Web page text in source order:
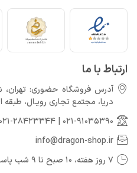
ارتباط با ما
آدرس فروشگاه حضوری: تهران،
دريا، مجتمع تجارى رويـال، طبقه اول، واحد 110
021-91035390
|
28423344
info@dragon-shop.ir
7 روز هفته، 10 صبح تا 9 شب پاسخگوی شما عزیزان هستیم.